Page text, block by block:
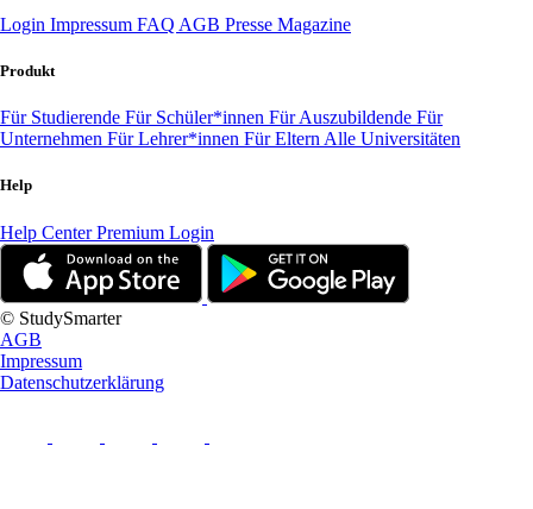
Login Impressum FAQ AGB Presse Magazine
Produkt
Für Studierende Für Schüler*innen Für Auszubildende Für
Unternehmen Für Lehrer*innen Für Eltern Alle Universitäten
Help
Help CenterPremium Login
© StudySmarter
AGB
Impressum
Datenschutzerklärung